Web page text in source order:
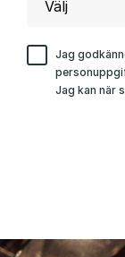
Jag
Jag kan när